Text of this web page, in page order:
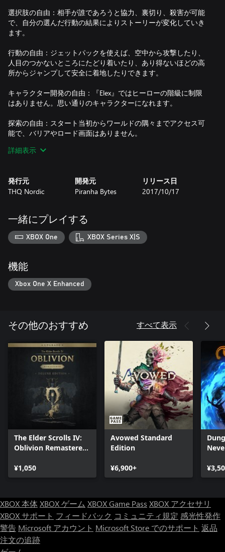
選択肢の自由：相手が誰であろうと協力、裏切り、殺害が可能
で、自分の選んだ行動の結果によりストーリーが変化していき
ます。
行動の自由：ジェットパックを使えば、空中から攻撃したり、
人目のつかないところにたどり着いたり、あり得ないほどの高
所からジャンプして安全に着地したりできます。
キャラクター開発の自由：『Elex』ではヒーローの階級に制限
はありません。思い通りのキャラクターになれます。
探索の自由：スタート当初からワールドの隅々までアクセス可
能で、バリアやロード画面はありません。
武器選択の自由：『Elex』はRPG史上最も膨大な武器の選択肢を
がそろっています。
詳細表示
発行元
THQ Nordic
開発元
Piranha Bytes
リリース日
2017/10/17
一緒にプレイする
XBOX One XBOX Series X|S
機能
Xbox One X Enhanced
その他のおすすめ すべて表示
The Elder Scrolls IV:
Oblivion Remastered
Upgrade
¥1,050
Avowed Standard
Edition
¥6,900+
XBOX 本体XBOX ゲーム XBOX Game Pass XBOX アクセサリ
XBOX サポート フィードバック コミュニティ規定 感光性発作
警告 Microsoft アカウント Microsoft Store でのサポート 返品
注文の追跡